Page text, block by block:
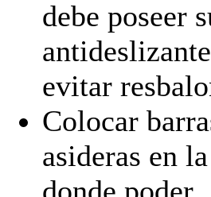
debe poseer
evitar
Colocar
asideras en